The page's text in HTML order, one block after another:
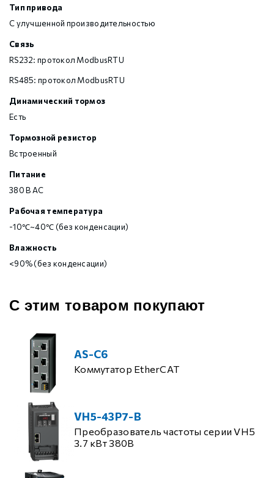
Тип привода
С улучшенной производительностью
Связь
RS232: протокол ModbusRTU
RS485: протокол ModbusRTU
Динамический тормоз
Есть
Тормозной резистор
Встроенный
Питание
380 В AC
Рабочая температура
-10℃~40℃ (без конденсации)
Влажность
<90% (без конденсации)
С этим товаром покупают
AS-C6
Коммутатор EtherCAT
VH5-43P7-B
Преобразователь частоты серии VH5
3.7 кВт 380В